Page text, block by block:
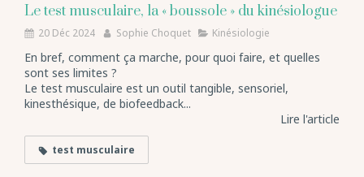
Le test musculaire, la « boussole » du kinésiologue
20 Déc 2024 Sophie Choquet Kinésiologie
En bref, comment ça marche, pour quoi faire, et quelles
sont ses limites ?
Le test musculaire est un outil tangible, sensoriel,
kinesthésique, de biofeedback...
Lire l'article
test musculaire